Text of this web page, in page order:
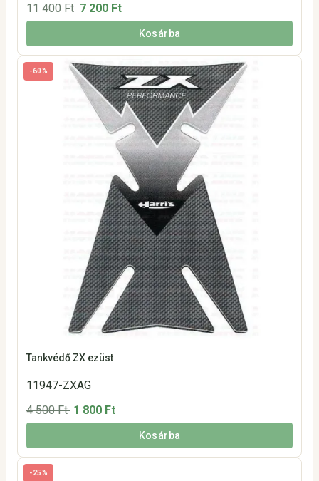
11 400 Ft 7 200 Ft
Kosárba
-60%
Tankvédő ZX ezüst
11947-ZXAG
4 500 Ft 1 800 Ft
Kosárba
-25%